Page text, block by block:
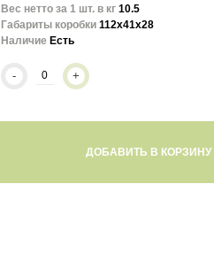
Вес нетто за 1 шт. в кг 10.5
Габариты коробки 112x41x28
Наличие Есть
- +
ДОБАВИТЬ В КОРЗИНУ